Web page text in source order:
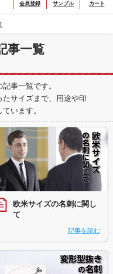
会員登録 サンプル カート
事一覧
事一覧です。
サイズまで、用途や印
います。
欧米サイズの名刺に関し
て
記事を読む